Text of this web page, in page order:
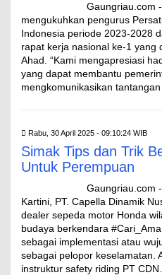
Gaungriau.com
mengukuhkan pengurus
Indonesia periode 2023-2028
rapat kerja nasional ke-1 yang
Ahad. “Kami mengapresiasi
yang dapat membantu
mengkomunikasikan
Rabu, 30 April 2025 - 09:10:24 WIB
Simak Tips dan Trik
Untuk Perempuan
Gaungriau.com
Kartini, PT. Capella Dinamik
dealer sepeda motor Honda
budaya berkendara
sebagai implementasi atau
sebagai pelopor keselamatan.
instruktur safety riding PT